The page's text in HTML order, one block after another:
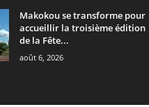
Makokou se transforme pour
accueillir la troisième édition
de la Fête...
août 6, 2026